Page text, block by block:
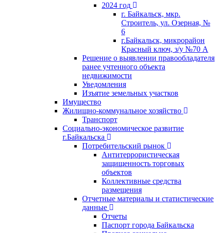
2024 год
г. Байкальск, мкр.
Строитель, ул. Озерная, №
6
г.Байкальск, микрорайон
Красный ключ, з/у №70 А
Решение о выявлении правообладателя
ранее учтенного объекта
недвижимости
Уведомления
Изъятие земельных участков
Имущество
Жилищно-коммунальное хозяйство
Транспорт
Социально-экономическое развитие
г.Байкальска
Потребительский рынок
Антитеррористическая
защищенность торговых
объектов
Коллективные средства
размещения
Отчетные материалы и статистические
данные
Отчеты
Паспорт города Байкальска